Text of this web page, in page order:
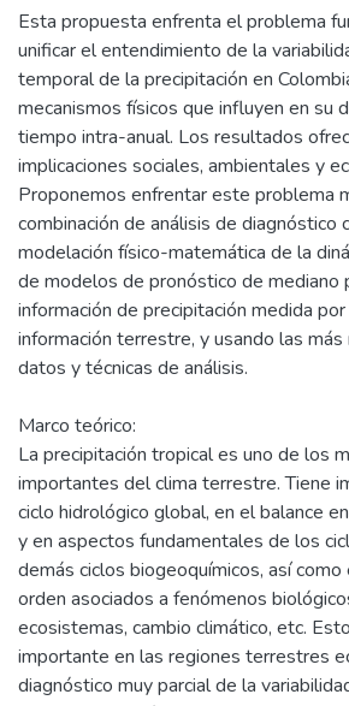
Esta propuesta enfrenta el problema
unificar el entendimiento de la
temporal de la precipitación en
mecanismos físicos que influyen en su
tiempo intra-anual. Los resultados
implicaciones sociales, ambientales y
Proponemos enfrentar este problema
combinación de análisis de diagnóstico
modelación físico-matemática de la
de modelos de pronóstico de mediano
información de precipitación medida
información terrestre, y usando las
datos y técnicas de análisis.
Marco teórico:
La precipitación tropical es uno de los
importantes del clima terrestre. Tiene
ciclo hidrológico global, en el balance
y en aspectos fundamentales de los
demás ciclos biogeoquímicos, así
orden asociados a fenómenos
ecosistemas, cambio climático, etc.
importante en las regiones terrestres
diagnóstico muy parcial de la